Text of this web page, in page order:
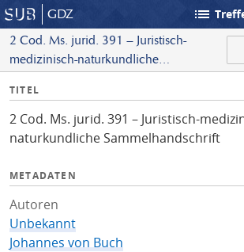
GDZ list
2 Cod. Ms. jurid. 391 – Juristisch-
medizinisch-naturkundliche
I
f
o
TITEL
2 Cod. Ms. jurid. 391 – Juristisch-
naturkundliche Sammelhandschrift
METADATEN
Autoren
Unbekannt
Johannes von Buch